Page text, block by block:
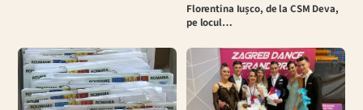
Florentina Iușco, de la CSM Deva,
pe locul…